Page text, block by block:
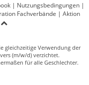
| Nutzungsbedingungen |
Fachverbände | Aktion
gleichzeitige Verwendung der
(m/w/d) verzichtet.
für alle Geschlechter.